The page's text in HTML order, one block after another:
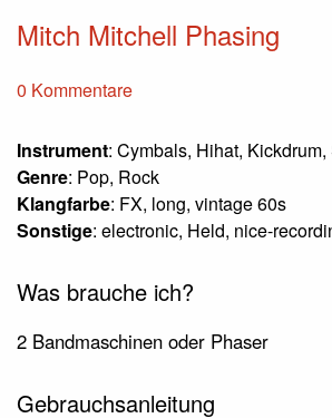
Mitch Mitchell Phasing
0 Kommentare
Instrument: Cymbals, Hihat,
Genre: Pop, Rock
Klangfarbe: FX, long, vintage 60s
Sonstige: electronic, Held, nice-
Was brauche ich?
2 Bandmaschinen oder Phaser
Gebrauchsanleitung